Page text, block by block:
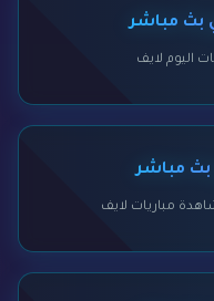
بث مباشر
بث مباشر